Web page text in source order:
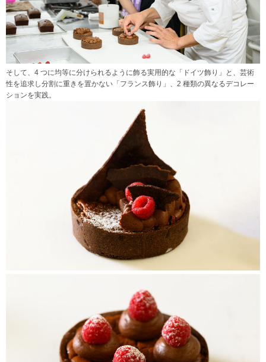
そして、4 つに均等に分けられるように飾る実用的な「ドイツ飾り」と、芸術
性を追求し分割に重きを置かない「フランス飾り」、2 種類の異なるデコレー
ションを実践。